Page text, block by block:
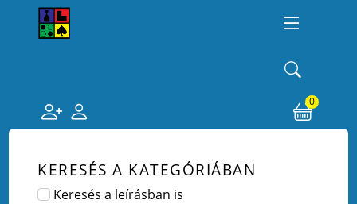
0
KERESÉS A KATEGÓRIÁBAN
Keresés a leírásban is